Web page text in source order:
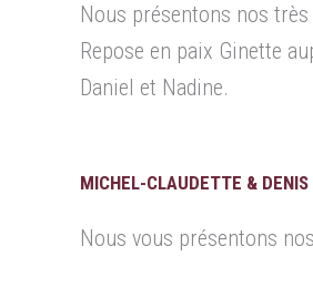
Nous présentons nos
Repose en paix Ginette
Daniel et Nadine.
MICHEL-CLAUDETTE &
Nous vous présentons